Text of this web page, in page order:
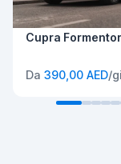
Cupra Formentor
Da 390,00 AED/